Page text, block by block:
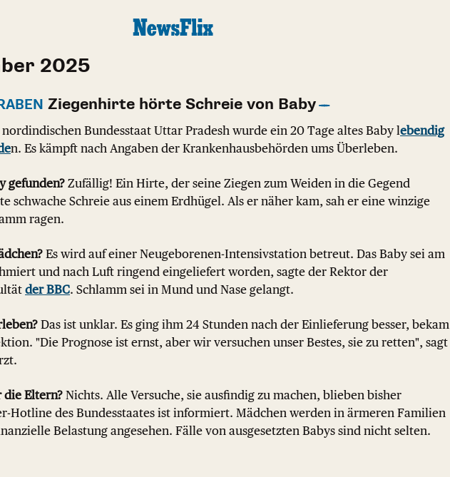
2025
Ziegenhirte hörte Schreie von Baby
Bundesstaat Uttar Pradesh wurde ein 20 Tage altes Baby lebendig
n. Es kämpft nach Angaben der Krankenhausbehörden ums Überleben.
gefunden? Zufällig! Ein Hirte, der seine Ziegen zum Weiden in die Gegend
schwache Schreie aus einem Erdhügel. Als er näher kam, sah er eine winzige
ragen.
Es wird auf einer Neugeborenen-Intensivstation betreut. Das Baby sei am
und nach Luft ringend eingeliefert worden, sagte der Rektor der
der BBC. Schlamm sei in Mund und Nase gelangt.
Das ist unklar. Es ging ihm 24 Stunden nach der Einlieferung besser, bekam
"Die Prognose ist ernst, aber wir versuchen unser Bestes, sie zu retten", sagt
die Eltern? Nichts. Alle Versuche, sie ausfindig zu machen, blieben bisher
Hotline des Bundesstaates ist informiert. Mädchen werden in ärmeren Familien
Belastung angesehen. Fälle von ausgesetzten Babys sind nicht selten.